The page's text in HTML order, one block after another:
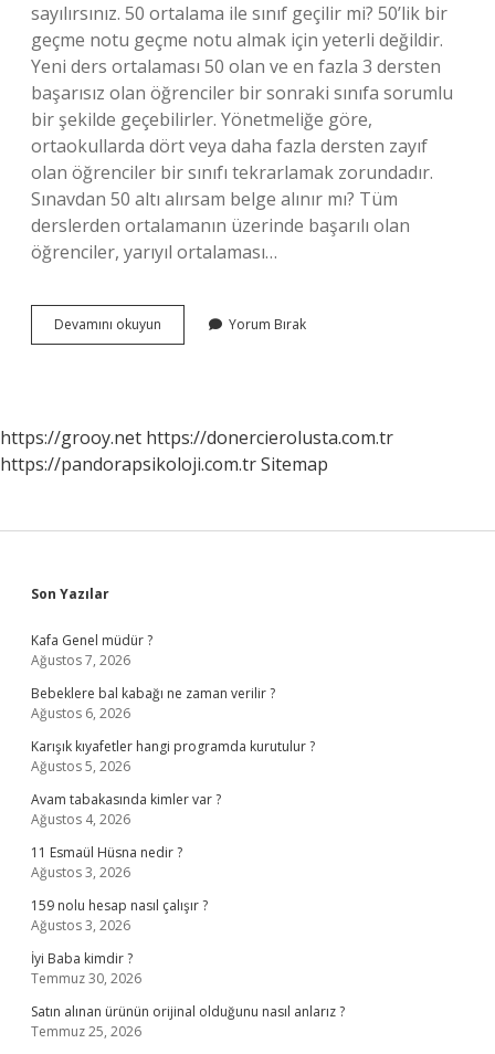
sayılırsınız. 50 ortalama ile sınıf geçilir mi? 50’lik bir
geçme notu geçme notu almak için yeterli değildir.
Yeni ders ortalaması 50 olan ve en fazla 3 dersten
başarısız olan öğrenciler bir sonraki sınıfa sorumlu
bir şekilde geçebilirler. Yönetmeliğe göre,
ortaokullarda dört veya daha fazla dersten zayıf
olan öğrenciler bir sınıfı tekrarlamak zorundadır.
Sınavdan 50 altı alırsam belge alınır mı? Tüm
derslerden ortalamanın üzerinde başarılı olan
öğrenciler, yarıyıl ortalaması…
Devamını okuyun Sınavdan
50
Yorum Bırak
https://grooy.net https://donercierolusta.com.tr
https://pandorapsikoloji.com.trSitemap
Sidebar
Son Yazılar
Kafa Genel müdür ?
Ağustos 7, 2026
Bebeklere bal kabağı ne zaman verilir ?
Ağustos 6, 2026
Karışık kıyafetler hangi programda kurutulur ?
Ağustos 5, 2026
Avam tabakasında kimler var ?
Ağustos 4, 2026
11 Esmaül Hüsna nedir ?
Ağustos 3, 2026
159 nolu hesap nasıl çalışır ?
Ağustos 3, 2026
İyi Baba kimdir ?
Temmuz 30, 2026
Satın alınan ürünün orijinal olduğunu nasıl anlarız ?
Temmuz 25, 2026